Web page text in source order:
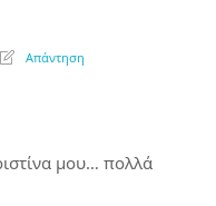
Απάντηση
μου… πολλά